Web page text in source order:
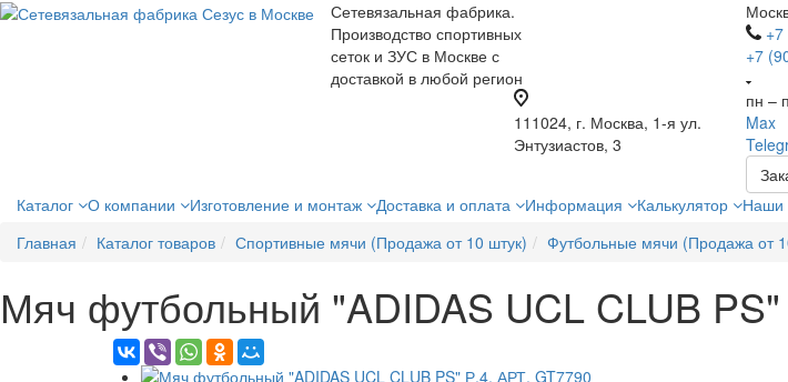
Сетевязальная фабрика.
Производство спортивных
сеток и ЗУС в Москве с
доставкой в любой регион
+7
пн –
Max
111024, г. Москва, 1-я ул.
Энтузиастов, 3
Каталог О компании Изготовление и монтаж Доставка и оплата Информация Калькулятор Наши
Главная
Каталог товаров Спортивные мячи (Продажа от 10 штук) Футбольные мячи (Продажа от
Мяч футбольный "ADIDAS UCL CLUB